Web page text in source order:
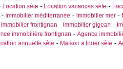
Location sète - Location vacances sète -
- Immobilier méditerranée - Immobilier mer -
Immobilier frontignan - Immobilier gigean -
immobilière frontignan -Agence
annuelle sète - Maison a louer sète -